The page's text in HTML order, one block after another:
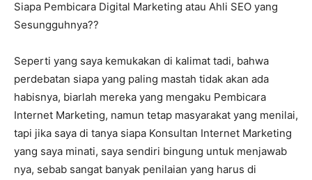
Siapa Pembicara Digital Marketing atau Ahli SEO yang
Sesungguhnya??
Seperti yang saya kemukakan di kalimat tadi, bahwa
perdebatan siapa yang paling mastah tidak akan ada
habisnya, biarlah mereka yang mengaku Pembicara
Internet Marketing, namun tetap masyarakat yang menilai,
tapi jika saya di tanya siapa Konsultan Internet Marketing
yang saya minati, saya sendiri bingung untuk menjawab
nya, sebab sangat banyak penilaian yang harus di